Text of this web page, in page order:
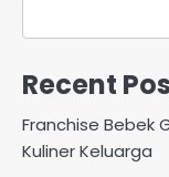
Recent
Franchise Bebek
Kuliner Keluarga